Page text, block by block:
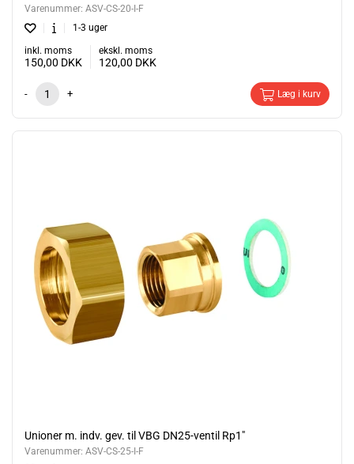
Varenummer: ASV-CS-20-I-F
1-3 uger
inkl. moms
150,00 DKK
ekskl. moms
120,00 DKK
- + Læg i kurv
Unioner m. indv. gev. til VBG DN25-ventil Rp1"
Varenummer: ASV-CS-25-I-F